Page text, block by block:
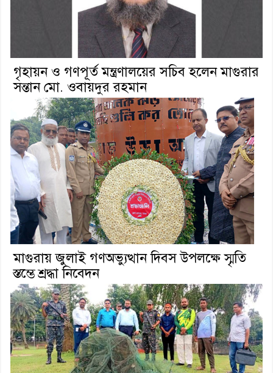
গৃহায়ন ও গণপূর্ত মন্ত্রণালয়ের সচিব হলেন মাগুরার
সন্তান মো. ওবায়দুর রহমান
মাগুরায় জুলাই গণঅভ্যুত্থান দিবস উপলক্ষে স্মৃতি
স্তম্ভে শ্রদ্ধা নিবেদন